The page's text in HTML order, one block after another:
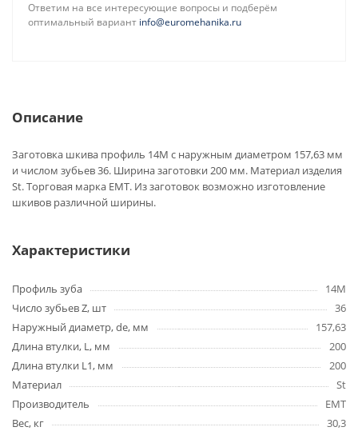
Ответим на все интересующие вопросы и подберём
оптимальный вариант info@euromehanika.ru
Описание
Заготовка шкива профиль 14M с наружным диаметром 157,63 мм
и числом зубьев 36. Ширина заготовки 200 мм. Материал изделия
St. Торговая марка EMT. Из заготовок возможно изготовление
шкивов различной ширины.
Характеристики
Профиль зуба
14M
Число зубьев Z, шт
36
Наружный диаметр, de, мм
157,63
Длина втулки, L, мм
200
Длина втулки L1, мм
200
Материал
St
Производитель
EMT
Вес, кг
30,3